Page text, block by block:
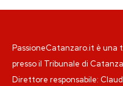
PassioneCatanzaro.it è
presso il Tribunale di
Direttore responsabile: